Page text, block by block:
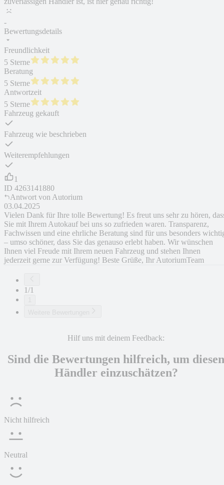
-
Bewertungsdetails
Freundlichkeit
5 Sterne
Beratung
5 Sterne
Antwortzeit
5 Sterne
Fahrzeug gekauft
Fahrzeug wie beschrieben
Weiterempfehlungen
1
ID 4263141880
Antwort von Autorium
03.04.2025
Vielen Dank für Ihre tolle Bewertung! Es freut uns sehr zu hören,
Sie mit Ihrem Autokauf bei uns so zufrieden waren. Transparenz,
Fachwissen und eine ehrliche Beratung sind für uns besonders
– umso schöner, dass Sie das genauso erlebt haben. Wir wünschen
Ihnen viel Freude mit Ihrem neuen Fahrzeug und stehen Ihnen
jederzeit gerne zur Verfügung! Beste Grüße, Ihr AutoriumTeam
1/1
Hilf uns mit deinem Feedback:
Sind die Bewertungen hilfreich, um diesen
Händler einzuschätzen?
Nicht hilfreich
Neutral